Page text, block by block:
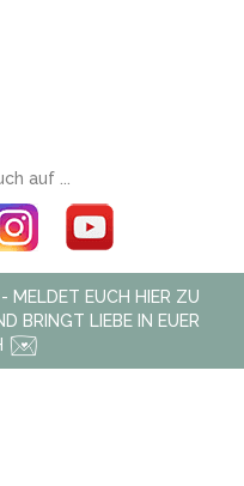
auf ...
MELDET EUCH HIER ZU
BRINGT LIEBE IN EUER